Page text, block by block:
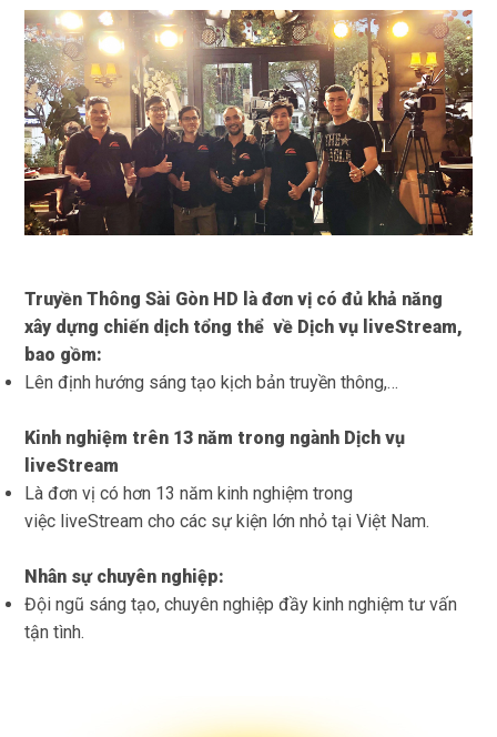
Truyền Thông Sài Gòn HD là đơn vị có đủ khả năng
xây dựng chiến dịch tổng thể về Dịch vụ liveStream,
bao gồm:
Lên định hướng sáng tạo kịch bản truyền thông,…
Kinh nghiệm trên 13 năm trong ngành Dịch vụ
liveStream
Là đơn vị có hơn 13 năm kinh nghiệm trong
việc liveStream cho các sự kiện lớn nhỏ tại Việt Nam.
Nhân sự chuyên nghiệp:
Đội ngũ sáng tạo, chuyên nghiệp đầy kinh nghiệm tư vấn
tận tình.